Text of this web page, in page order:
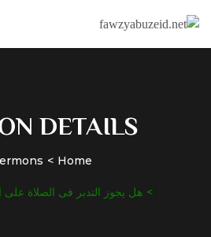
DETAILS
Home
هل يجوز التدبر فى الصلاة على